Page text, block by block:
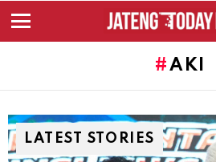
AKI
LATEST STORIES